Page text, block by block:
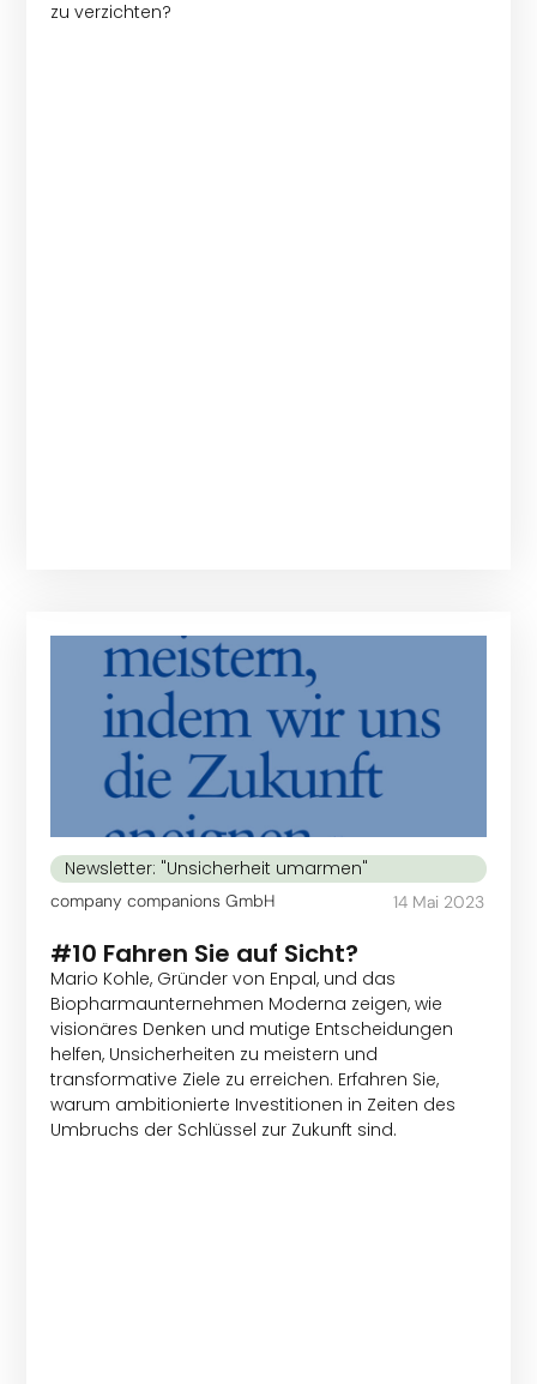
zu verzichten?
Newsletter: "Unsicherheit umarmen"
company companions GmbH 14 Mai 2023
#10 Fahren Sie auf Sicht?
Mario Kohle, Gründer von Enpal, und das
Biopharmaunternehmen Moderna zeigen, wie
visionäres Denken und mutige Entscheidungen
helfen, Unsicherheiten zu meistern und
transformative Ziele zu erreichen. Erfahren Sie,
warum ambitionierte Investitionen in Zeiten des
Umbruchs der Schlüssel zur Zukunft sind.